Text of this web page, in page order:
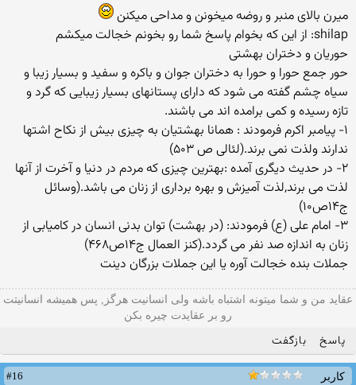
میرن بالای منبر و روضه میخونن و مداحی میکنن
shilap: از این که بخوام پاسخ شما رو بخونم خجالت میکشم
حوریان و دختران بهشتی
حور جمع حورا و حورا به دختران جوان و باکره و سفید و بسیار زیبا و
سیاه چشم گفته می شود که دارای پستانهای بسیار زیبایی که گرد و
تازه رسیده و کمی برامده اند می باشند.
۱− پیامبر اکرم فرمودند : همانا بهشتیان به چیزی بیش از نکاح اشتها
ندارند ولذت نمی برند.(لئالی ص ۵۰۳)
۲− در حدیث دیگری آمده :بهترین چیزی که مردم در دنیا و آخرت از آنها
لذت می برند,لذت آمیزش و بهره برداری از زنان می باشد.(وسائل
ج۱۴ص۱۰)
۳− امام علی (ع) فرمودند: (در بهشت) توان بدنی انسان در کامیابی از
زنان به اندازه صد نفر می گردد.(کنز العمال ج۱۴ص۴۶۸)
جملات بنده خجالت آوره یا این جملات بزرگان دینت
عقاید من و شما میتونه اشتباه باشه ولی انسانیت هرگز, پس همیشه انسانیتت
رو بر عقایدت چیره بکن
پاسخ بازگفت
کاربر #16